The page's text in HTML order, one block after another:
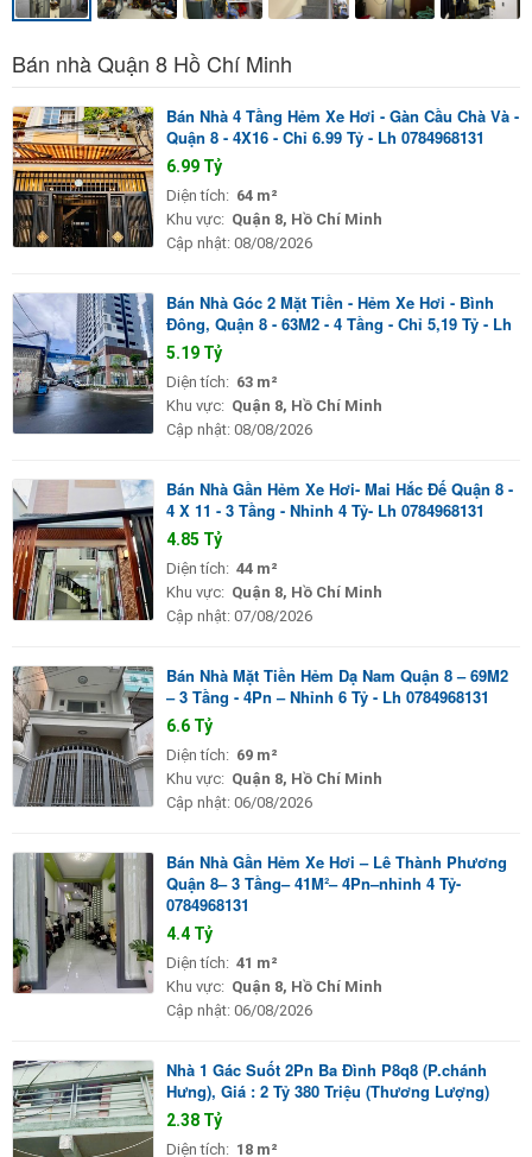
Bán nhà Quận 8 Hồ Chí Minh
Bán Nhà 4 Tầng Hẻm Xe Hơi - Gàn Cầu Chà Và -
Quận 8 - 4X16 - Chỉ 6.99 Tỷ - Lh 0784968131
6.99 Tỷ
Diện tích: 64 m²
Khu vực: Quận 8, Hồ Chí Minh
Cập nhật: 08/08/2026
Bán Nhà Góc 2 Mặt Tiền - Hẻm Xe Hơi - Bình
Đông, Quận 8 - 63M2 - 4 Tầng - Chỉ 5,19 Tỷ - Lh
5.19 Tỷ
Diện tích: 63 m²
Khu vực: Quận 8, Hồ Chí Minh
Cập nhật: 08/08/2026
Bán Nhà Gần Hẻm Xe Hơi- Mai Hắc Đế Quận 8 -
4 X 11 - 3 Tầng - Nhỉnh 4 Tỷ- Lh 0784968131
4.85 Tỷ
Diện tích: 44 m²
Khu vực: Quận 8, Hồ Chí Minh
Cập nhật: 07/08/2026
Bán Nhà Mặt Tiền Hẻm Dạ Nam Quận 8 – 69M2
– 3 Tầng - 4Pn – Nhỉnh 6 Tỷ - Lh 0784968131
6.6 Tỷ
Diện tích: 69 m²
Khu vực: Quận 8, Hồ Chí Minh
Cập nhật: 06/08/2026
Bán Nhà Gần Hẻm Xe Hơi – Lê Thành Phương
Quận 8– 3 Tầng– 41M²– 4Pn–nhỉnh 4 Tỷ-
0784968131
4.4 Tỷ
Diện tích: 41 m²
Khu vực: Quận 8, Hồ Chí Minh
Cập nhật: 06/08/2026
Nhà 1 Gác Suốt 2Pn Ba Đình P8q8 (P.chánh
Hưng), Giá : 2 Tỷ 380 Triệu (Thương Lượng)
2.38 Tỷ
Diện tích: 18 m²